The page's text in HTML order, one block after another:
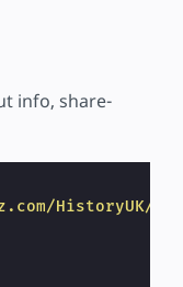
info, share-
HistoryUK/